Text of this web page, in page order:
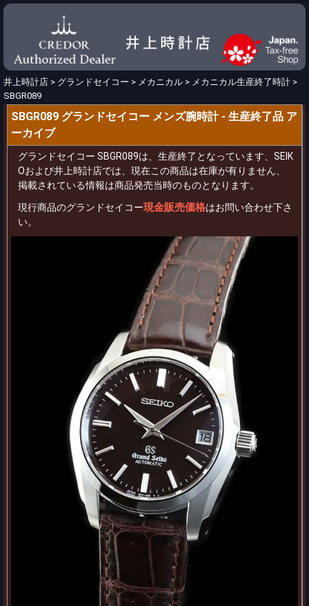
井上時計店 > グランドセイコー > メカニカル > メカニカル生産終了時計 >
SBGR089
SBGR089 グランドセイコー メンズ腕時計 - 生産終了品 ア
ーカイブ
グランドセイコー SBGR089は、生産終了となっています、SEIK
Oおよび井上時計店では、現在この商品は在庫が有りません、
掲載されている情報は商品発売当時のものとなります。
現行商品のグランドセイコー現金販売価格はお問い合わせ下さ
い。